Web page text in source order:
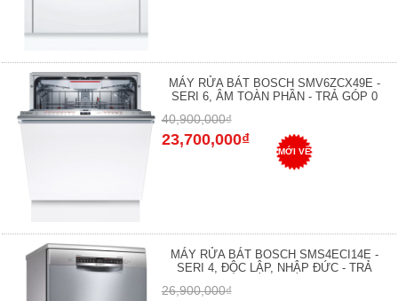
MÁY RỬA BÁT BOSCH SMV6ZCX49E -
SERI 6, ÂM TOÀN PHẦN - TRẢ GÓP 0
40,900,000₫
23,700,000₫
MỚI VỀ
MÁY RỬA BÁT BOSCH SMS4ECI14E -
SERI 4, ĐỘC LẬP, NHẬP ĐỨC - TRẢ
26,900,000₫